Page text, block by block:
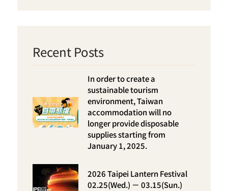
Recent Posts
In order to create a
sustainable tourism
environment, Taiwan
accommodation will no
longer provide disposable
supplies starting from
January 1, 2025.
2026 Taipei Lantern Festival
02.25(Wed.) － 03.15(Sun.)